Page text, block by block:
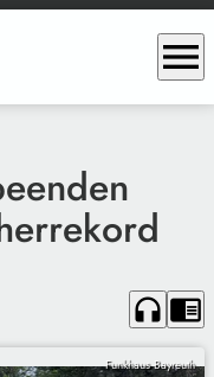
menu
headphones chrome_reader_mode
Funkhaus Bayreuth